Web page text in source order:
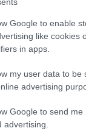
Google to enable
like cookies
in apps.
my user data to be
advertising
Google to send me
advertising.
4 Ago 2026